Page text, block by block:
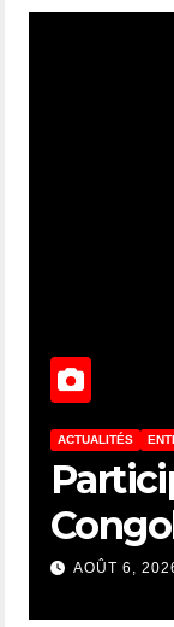
ACTUALITÉS
capital
AOÛT 6,